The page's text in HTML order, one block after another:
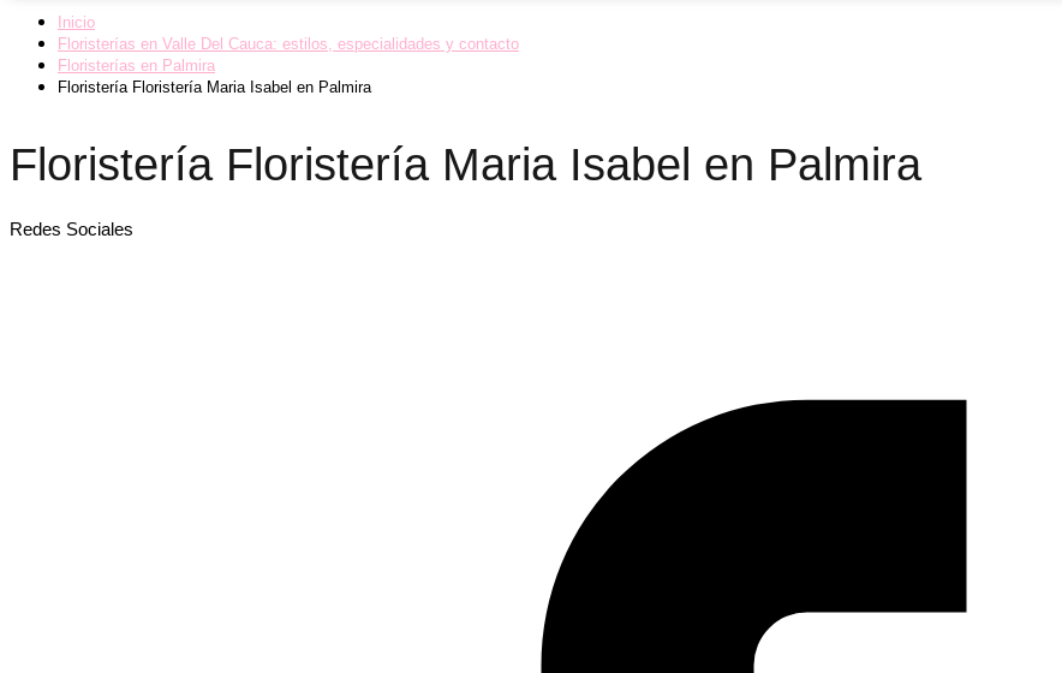
Inicio
Floristerías en Valle Del Cauca: estilos, especialidades y contacto
Floristerías en Palmira
Floristería Floristería Maria Isabel en Palmira
Floristería Floristería Maria Isabel en Palmira
Redes Sociales